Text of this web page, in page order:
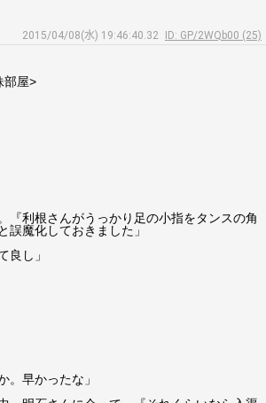
2015/04/08(水) 19:46:40.32
ID: GP/2WQb00 (25)
屋>
『利根さんがうっかり足の小指をタンスの角
誤魔化しておきました」
良し」
。早かったな」